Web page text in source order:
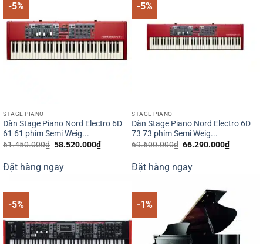
-5%
STAGE PIANO
Đàn Stage Piano Nord Electro 6D
61 61 phím Semi Weig...
61.450.000₫ Giá
61.450.000₫.
58.520.000₫Giá
hiện
58.520.000₫.
Đặt hàng ngay
-5%
STAGE PIANO
Đàn Stage Piano Nord Electro 6D
73 73 phím Semi Weig...
69.600.000₫ Giá
69.600.000₫.
66.290.000₫Giá
hiện
Đặt hàng ngay
-5% -1%